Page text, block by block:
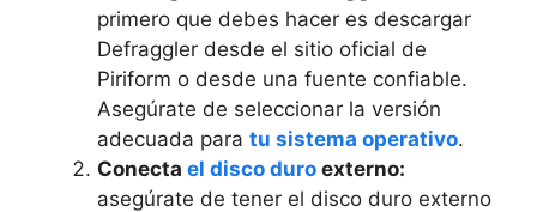
primero que debes hacer es descargar
Defraggler desde el sitio oficial de
Piriform o desde una fuente confiable.
Asegúrate de seleccionar la versión
adecuada para tu sistema operativo.
Conecta el disco duro externo:
asegúrate de tener el disco duro externo